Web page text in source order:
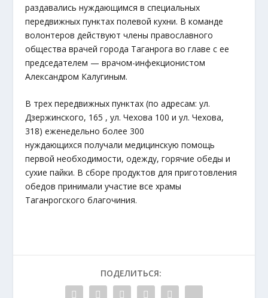
раздавались нуждающимся в специальных
передвижных пунктах полевой кухни. В команде
волонтеров действуют члены православного
общества врачей города Таганрога во главе с ее
председателем — врачом-инфекционистом
Александром Калугиным.
В трех передвижных пунктах (по адресам: ул.
Дзержинского, 165 , ул. Чехова 100 и ул. Чехова,
318) еженедельно более 300
нуждающихся получали медицинскую помощь
первой необходимости, одежду, горячие обеды и
сухие пайки. В сборе продуктов для приготовления
обедов принимали участие все храмы
Таганрогского благочиния.
ПОДЕЛИТЬСЯ: